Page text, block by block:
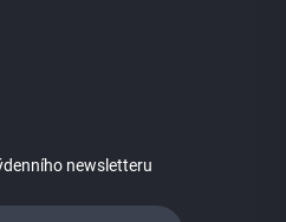
newsletteru